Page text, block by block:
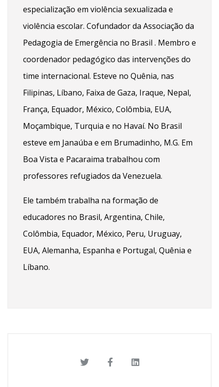
especialização em violência sexualizada e
violência escolar. Cofundador da Associação da
Pedagogia de Emergência no Brasil . Membro e
coordenador pedagógico das intervenções do
time internacional. Esteve no Quênia, nas
Filipinas, Líbano, Faixa de Gaza, Iraque, Nepal,
França, Equador, México, Colômbia, EUA,
Moçambique, Turquia e no Havaí. No Brasil
esteve em Janaúba e em Brumadinho, M.G. Em
Boa Vista e Pacaraima trabalhou com
professores refugiados da Venezuela.
Ele também trabalha na formação de
educadores no Brasil, Argentina, Chile,
Colômbia, Equador, México, Peru, Uruguay,
EUA, Alemanha, Espanha e Portugal, Quênia e
Líbano.